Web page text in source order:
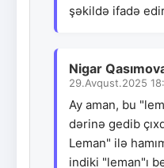
şəkildə ifadə
Nigar
29.Avqust.2025
Ay aman, bu
dərinə gedib
Leman" ilə
indiki "leman"ı